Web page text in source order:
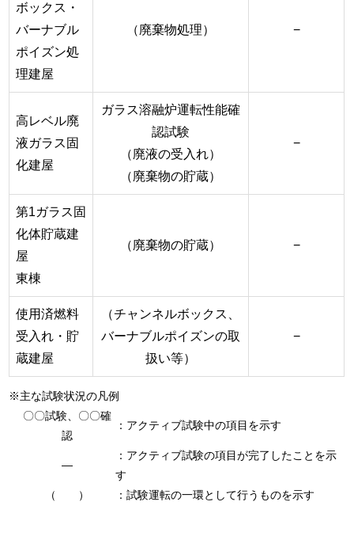
ボックス・
バーナブル
ポイズン処
理建屋
（廃棄物処理） −
高レベル廃
液ガラス固
化建屋
ガラス溶融炉運転性能確
認試験
（廃液の受入れ）
（廃棄物の貯蔵）
−
第1ガラス固
化体貯蔵建
屋
東棟
（廃棄物の貯蔵） −
使用済燃料
受入れ・貯
蔵建屋
（チャンネルボックス、
バーナブルポイズンの取
扱い等）
−
※主な試験状況の凡例
〇〇試験、〇〇確
認
：アクティブ試験中の項目を示す
―
：アクティブ試験の項目が完了したことを示
す
（ ）
：試験運転の一環として行うものを示す